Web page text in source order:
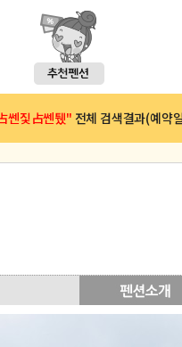
쎈짗占쎈퉸"전체 검색결과(예약